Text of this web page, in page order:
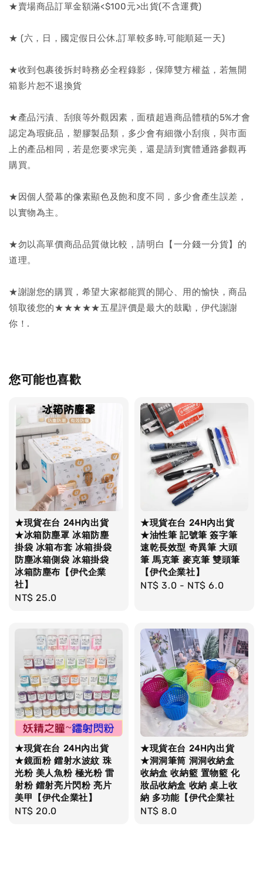
★賣場商品訂單金額滿<$100元>出貨(不含運費)
★ (六，日，國定假日公休,訂單較多時,可能順延一天)
★收到包裹後拆封時務必全程錄影，保障雙方權益，若無開
箱影片恕不退換貨
★產品污漬、刮痕等外觀因素，面積超過商品體積的5%才會
認定為瑕疵品，塑膠製品類，多少會有細微小刮痕，與市面
上的產品相同，若是您要求完美，還是請到實體通路參觀再
購買。
★因個人螢幕的像素顯色及飽和度不同，多少會產生誤差，
以實物為主。
★勿以高單價商品品質做比較，請明白【一分錢一分貨】的
道理。
★謝謝您的購買，希望大家都能買的開心、用的愉快，商品
領取後您的★★★★★五星評價是最大的鼓勵，伊代謝謝
你！.
您可能也喜歡
★現貨在台 24H內出貨
★冰箱防塵罩 冰箱防塵
掛袋 冰箱布套 冰箱掛袋
防塵冰箱側袋 冰箱掛袋
冰箱防塵布【伊代企業
社】
Regular
NT$ 25.0
★現貨在台 24H內出貨
★油性筆 記號筆 簽字筆
速乾長效型 奇異筆 大頭
筆 馬克筆 麥克筆 雙頭筆
【伊代企業社】
Regular
NT$ 3.0 - NT$ 6.0
★現貨在台 24H內出貨
★鏡面粉 鐳射水波紋 珠
光粉 美人魚粉 極光粉 雷
射粉 鐳射亮片閃粉 亮片
美甲【伊代企業社】
Regular
NT$ 20.0
★現貨在台 24H內出貨
★洞洞筆筒 洞洞收納盒
收納盒 收納籃 置物籃 化
妝品收納盒 收納 桌上收
納 多功能【伊代企業社
Regular
NT$ 8.0